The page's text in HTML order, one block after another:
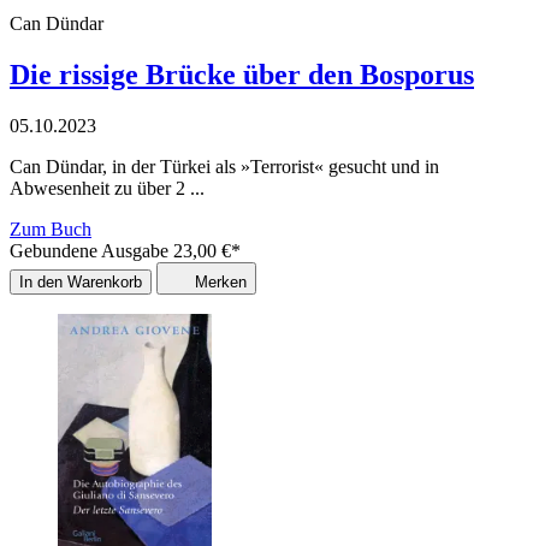
Can Dündar
Die rissige Brücke über den Bosporus
05.10.2023
Can Dündar, in der Türkei als »Terrorist« gesucht und in
Abwesenheit zu über 2 ...
Zum Buch
Gebundene Ausgabe 23,00 €*
In den Warenkorb Merken